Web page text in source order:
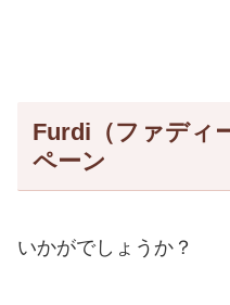
Furdi（ファディ
ペーン
いかがでしょうか？